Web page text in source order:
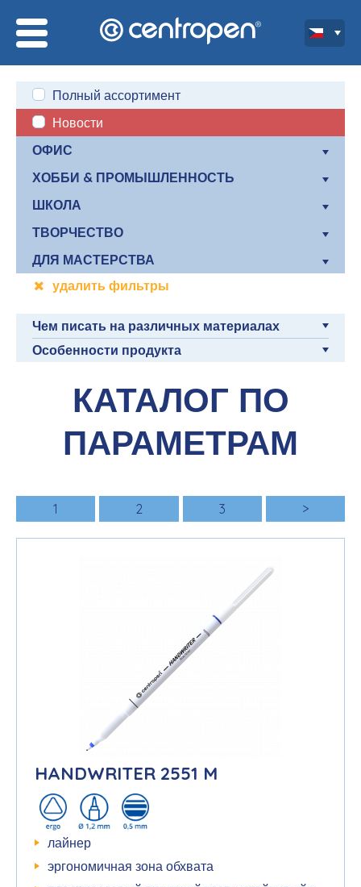
Полный ассортимент
Новости
ОФИС
ХОББИ & ПРОМЫШЛЕННОСТЬ
ШКОЛА
ТВОРЧЕСТВО
ДЛЯ МАСТЕРСТВА
удалить фильтры
Чем писать на различных материалах
Особенности продукта
КАТАЛОГ ПО
ПАРАМЕТРАМ
1 2 3 >
HANDWRITER 2551 M
лайнер
эргономичная зона обхвата